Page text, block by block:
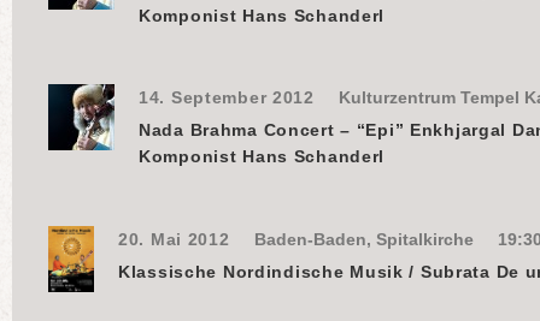
Komponist Hans Schanderl
14. September 2012
Kulturzentrum Tempel
Nada Brahma Concert – “Epi” Enkhjargal
Komponist Hans Schanderl
20. Mai 2012 Baden-Baden, Spitalkirche
Klassische Nordindische Musik / Subrata De